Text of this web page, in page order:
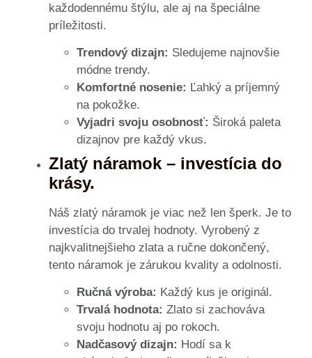
každodennému štýlu, ale aj na špeciálne
príležitosti.
Trendový dizajn: Sledujeme najnovšie
módne trendy.
Komfortné nosenie: Ľahký a príjemný
na pokožke.
Vyjadri svoju osobnosť: Široká paleta
dizajnov pre každý vkus.
Zlatý náramok – investícia do
krásy.
Náš zlatý náramok je viac než len šperk. Je to
investícia do trvalej hodnoty. Vyrobený z
najkvalitnejšieho zlata a ručne dokončený,
tento náramok je zárukou kvality a odolnosti.
Ručná výroba: Každý kus je originál.
Trvalá hodnota: Zlato si zachováva
svoju hodnotu aj po rokoch.
Nadčasový dizajn: Hodí sa k